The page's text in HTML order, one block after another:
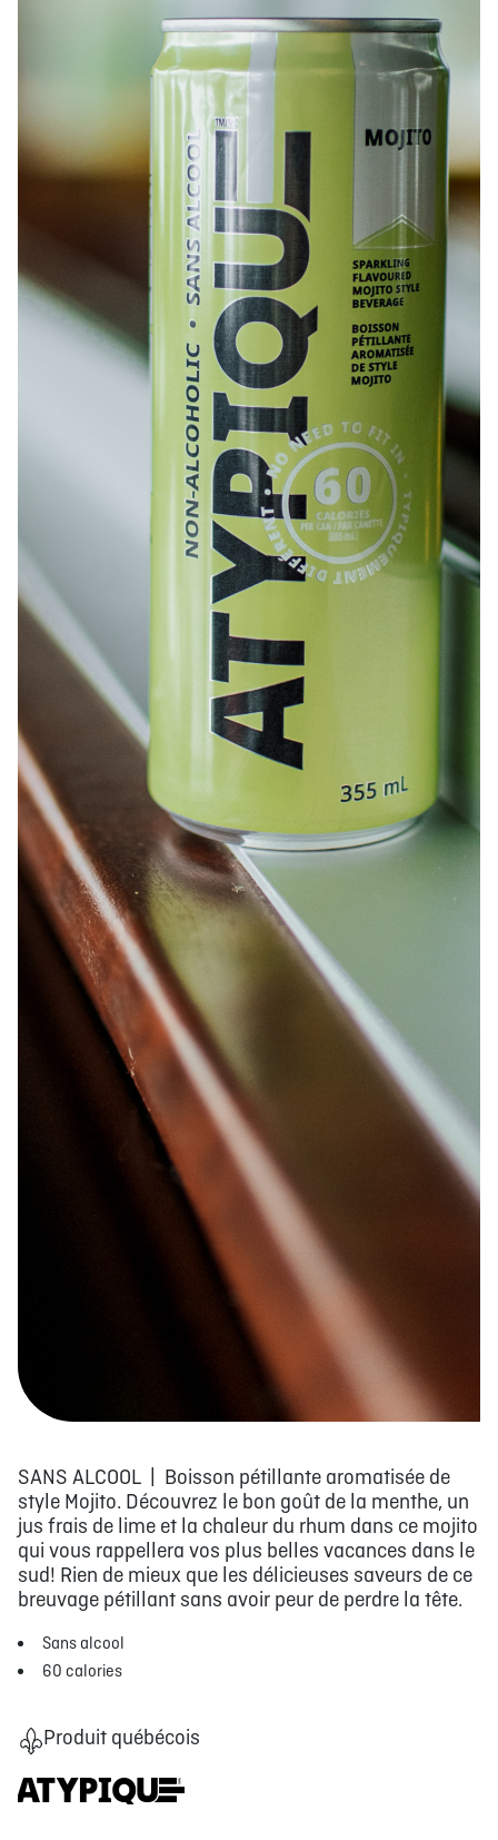
SANS ALCOOL | Boisson pétillante aromatisée de
style Mojito. Découvrez le bon goût de la menthe, un
jus frais de lime et la chaleur du rhum dans ce mojito
qui vous rappellera vos plus belles vacances dans le
sud! Rien de mieux que les délicieuses saveurs de ce
breuvage pétillant sans avoir peur de perdre la tête.
Sans alcool
60 calories
Produit québécois